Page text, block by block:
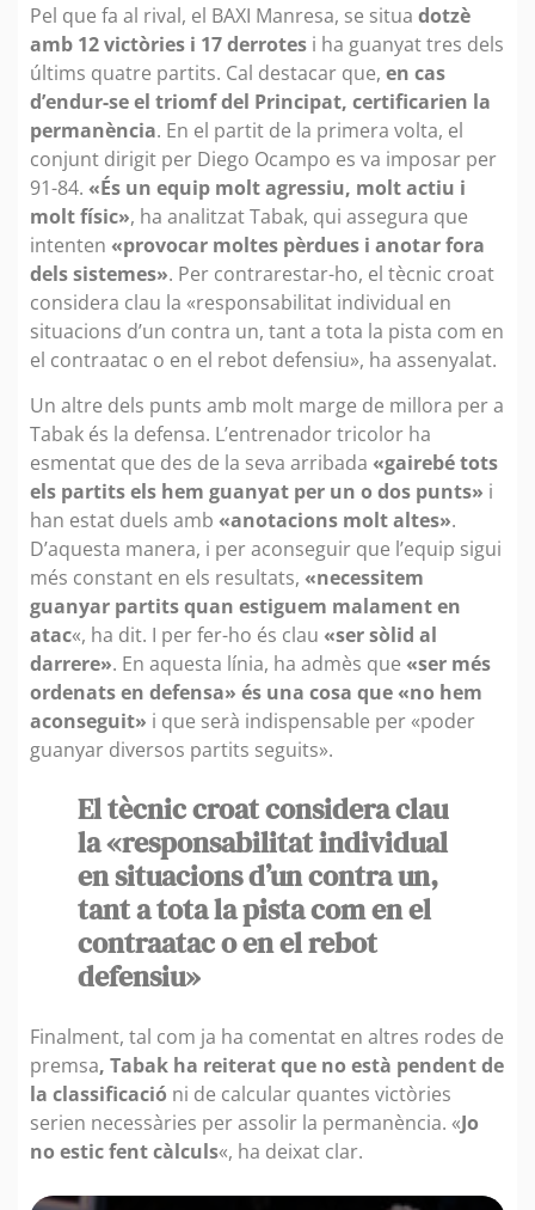
Pel que fa al rival, el BAXI Manresa, se situa dotzè
amb 12 victòries i 17 derrotes i ha guanyat tres dels
últims quatre partits. Cal destacar que, en cas
d’endur-se el triomf del Principat, certificarien la
permanència. En el partit de la primera volta, el
conjunt dirigit per Diego Ocampo es va imposar per
91-84. «És un equip molt agressiu, molt actiu i
molt físic», ha analitzat Tabak, qui assegura que
intenten «provocar moltes pèrdues i anotar fora
dels sistemes». Per contrarestar-ho, el tècnic croat
considera clau la «responsabilitat individual en
situacions d’un contra un, tant a tota la pista com en
el contraatac o en el rebot defensiu», ha assenyalat.
Un altre dels punts amb molt marge de millora per a
Tabak és la defensa. L’entrenador tricolor ha
esmentat que des de la seva arribada «gairebé tots
els partits els hem guanyat per un o dos punts» i
han estat duels amb «anotacions molt altes».
D’aquesta manera, i per aconseguir que l’equip sigui
més constant en els resultats, «necessitem
guanyar partits quan estiguem malament en
atac«, ha dit. I per fer-ho és clau «ser sòlid al
darrere». En aquesta línia, ha admès que «ser més
ordenats en defensa» és una cosa que «no hem
aconseguit» i que serà indispensable per «poder
guanyar diversos partits seguits».
El tècnic croat considera clau
la «responsabilitat individual
en situacions d’un contra un,
tant a tota la pista com en el
contraatac o en el rebot
defensiu»
Finalment, tal com ja ha comentat en altres rodes de
premsa, Tabak ha reiterat que no està pendent de
la classificació ni de calcular quantes victòries
serien necessàries per assolir la permanència. «Jo
no estic fent càlculs«, ha deixat clar.